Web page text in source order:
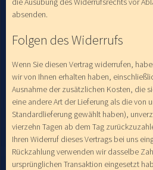
absenden.
Folgen des Widerrufs
Wenn Sie diesen Vertrag widerrufen,
wir von Ihnen erhalten haben,
Ausnahme der zusätzlichen Kosten, die
eine andere Art der Lieferung als die von
Standardlieferung gewählt haben),
vierzehn Tagen ab dem Tag
Ihren Widerruf dieses Vertrags bei uns
Rückzahlung verwenden wir dasselbe
ursprünglichen Transaktion eingesetzt